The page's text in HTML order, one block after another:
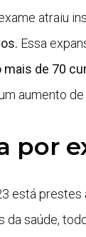
atraiu
Essa
de 70
aumento de
por
está
da saúde,